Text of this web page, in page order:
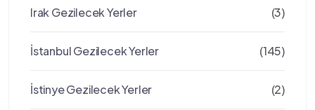
Irak Gezilecek Yerler (3)
İstanbul Gezilecek Yerler (145)
İstinye Gezilecek Yerler (2)